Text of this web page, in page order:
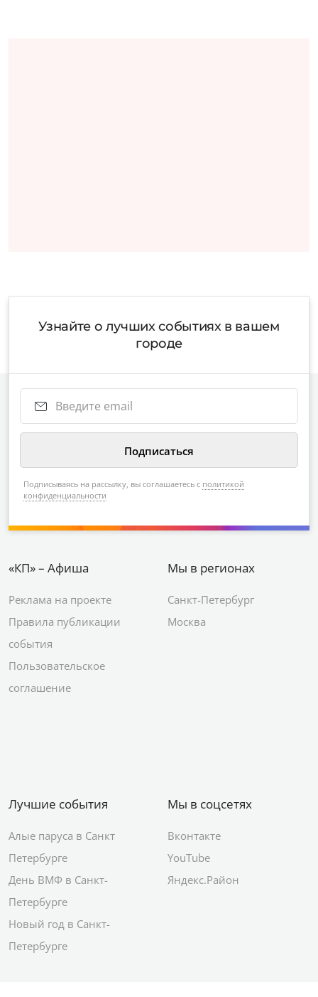
Узнайте о лучших событиях в вашем
городе
Подписываясь на рассылку, вы соглашаетесь с политикой
конфиденциальности
«КП» – Афиша
Реклама на проекте
Правила публикации
события
Пользовательское
соглашение
Мы в регионах
Санкт-Петербург
Москва
Лучшие события
Алые паруса в Санкт
Петербурге
День ВМФ в Санкт-
Петербурге
Новый год в Санкт-
Петербурге
Мы в соцсетях
Вконтакте
YouTube
Яндекс.Район